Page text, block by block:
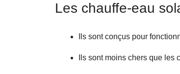
Les chauffe-eau
Ils sont conçus pour
Ils sont moins chers que les